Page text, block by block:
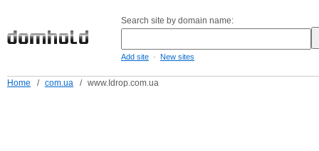
Search site by domain name:
Add site - New sites
Home / com.ua / www.Idrop.com.ua